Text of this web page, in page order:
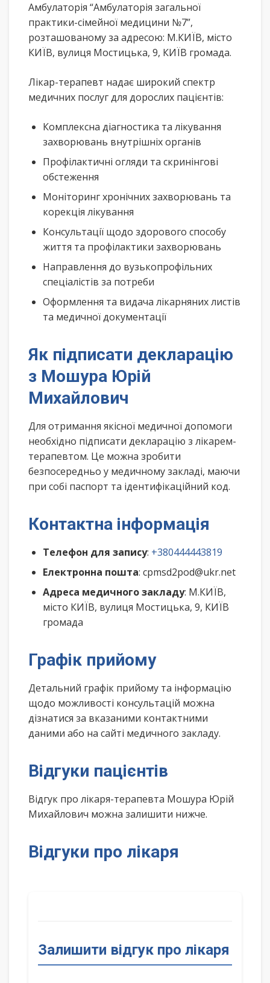
Амбулаторія “Амбулаторія загальної
практики-сімейної медицини №7”,
розташованому за адресою: М.КИЇВ, місто
КИЇВ, вулиця Мостицька, 9, КИЇВ громада.
Лікар-терапевт надає широкий спектр
медичних послуг для дорослих пацієнтів:
Комплексна діагностика та лікування
захворювань внутрішніх органів
Профілактичні огляди та скринінгові
обстеження
Моніторинг хронічних захворювань та
корекція лікування
Консультації щодо здорового способу
життя та профілактики захворювань
Направлення до вузькопрофільних
спеціалістів за потреби
Оформлення та видача лікарняних листів
та медичної документації
Як підписати декларацію
з Мошура Юрій
Михайлович
Для отримання якісної медичної допомоги
необхідно підписати декларацію з лікарем-
терапевтом. Це можна зробити
безпосередньо у медичному закладі, маючи
при собі паспорт та ідентифікаційний код.
Контактна інформація
Телефон для запису: +380444443819
Електронна пошта: cpmsd2pod@ukr.net
Адреса медичного закладу: М.КИЇВ,
місто КИЇВ, вулиця Мостицька, 9, КИЇВ
громада
Графік прийому
Детальний графік прийому та інформацію
щодо можливості консультацій можна
дізнатися за вказаними контактними
даними або на сайті медичного закладу.
Відгуки пацієнтів
Відгук про лікаря-терапевта Мошура Юрій
Михайлович можна залишити нижче.
Відгуки про лікаря
Залишити відгук про лікаря